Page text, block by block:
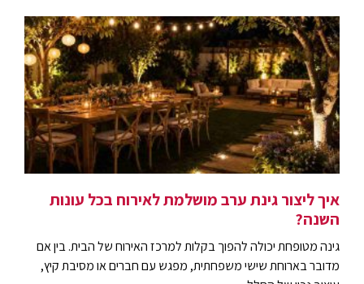
איך ליצור גינת ערב מושלמת לאירוח בכל עונות
השנה?
גינה מטופחת יכולה להפוך בקלות למרכז האירוח של הבית. בין אם
מדובר בארוחת שישי משפחתית, מפגש עם חברים או מסיבת קיץ,